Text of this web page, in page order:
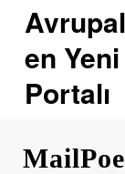
en
Portalı